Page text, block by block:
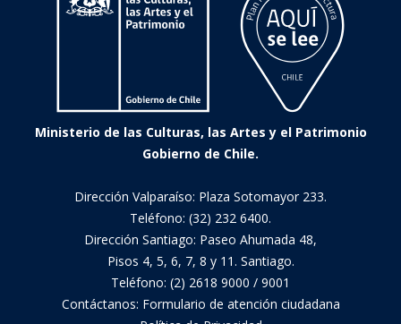
Ministerio de las Culturas, las Artes y el Patrimonio
Gobierno de Chile.
Dirección Valparaíso: Plaza Sotomayor 233.
Teléfono: (32) 232 6400.
Dirección Santiago: Paseo Ahumada 48,
Pisos 4, 5, 6, 7, 8 y 11. Santiago.
Teléfono: (2) 2618 9000 / 9001
Contáctanos: Formulario de atención ciudadana